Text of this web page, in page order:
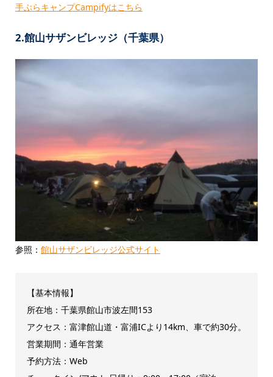
手ぶらキャンプCampifyはこちら
2.館山サザンビレッジ（千葉県）
参照： 館山サザンビレッジ公式サイト
【基本情報】
所在地：千葉県館山市波左間153
アクセス：富津館山道・富浦ICより14km、車で約30分。
営業期間：通年営業
予約方法：Web